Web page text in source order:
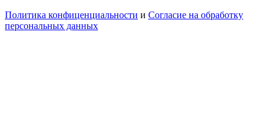
Политика конфиценциальности и Согласие на обработку
персональных данных